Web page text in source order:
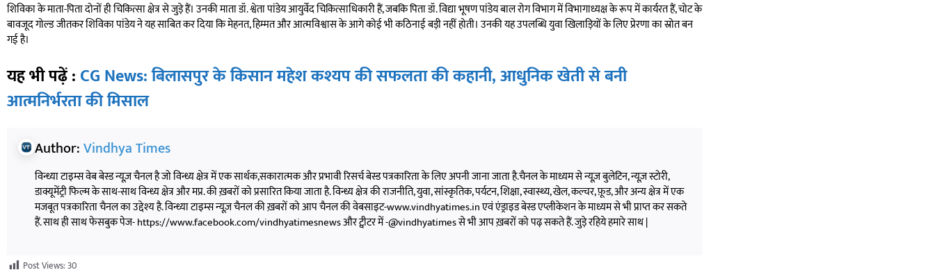
शिविका के माता-पिता दोनों ही चिकित्सा क्षेत्र से जुड़े हैं। उनकी माता डॉ. श्वेता पांडेय आयुर्वेद चिकित्साधिकारी हैं, जबकि पिता डॉ. विद्या भूषण पांडेय बाल रोग विभाग में विभागाध्यक्ष के रूप में कार्यरत हैं, चोट के
बावजूद गोल्ड जीतकर शिविका पांडेय ने यह साबित कर दिया कि मेहनत, हिम्मत और आत्मविश्वास के आगे कोई भी कठिनाई बड़ी नहीं होती। उनकी यह उपलब्धि युवा खिलाड़ियों के लिए प्रेरणा का स्रोत बन
गई है।
यह भी पढ़ें : CG News: बिलासपुर के किसान महेश कश्यप की सफलता की कहानी, आधुनिक खेती से बनी
आत्मनिर्भरता की मिसाल
Author:Vindhya Times
विन्ध्या टाइम्स वेब बेस्ड न्यूज़ चैनल है जो विन्ध्य क्षेत्र में एक सार्थक,सकारात्मक और प्रभावी रिसर्च बेस्ड पत्रकारिता के लिए अपनी जाना जाता है.चैनल के माध्यम से न्यूज़ बुलेटिन, न्यूज़ स्टोरी,
डाक्यूमेंट्री फिल्म के साथ-साथ विन्ध्य क्षेत्र और मप्र. की ख़बरों को प्रसारित किया जाता है. विन्ध्य क्षेत्र की राजनीति, युवा, सांस्कृतिक, पर्यटन, शिक्षा, स्वास्थ्य, खेल, कल्चर, फ़ूड, और अन्य क्षेत्र में एक
मजबूत पत्रकारिता चैनल का उद्देश्य है. विन्ध्या टाइम्स न्यूज़ चैनल की ख़बरों को आप चैनल की वेबसाइट-www.vindhyatimes.in एवं एंड्राइड बेस्ड एप्लीकेशन के माध्यम से भी प्राप्त कर सकते
हैं. साथ ही साथ फेसबुक पेज- https://www.facebook.com/vindhyatimesnews और ट्वीटर में -@vindhyatimes से भी आप ख़बरों को पढ़ सकते हैं. जुड़े रहिये हमारे साथ |
Post Views:30